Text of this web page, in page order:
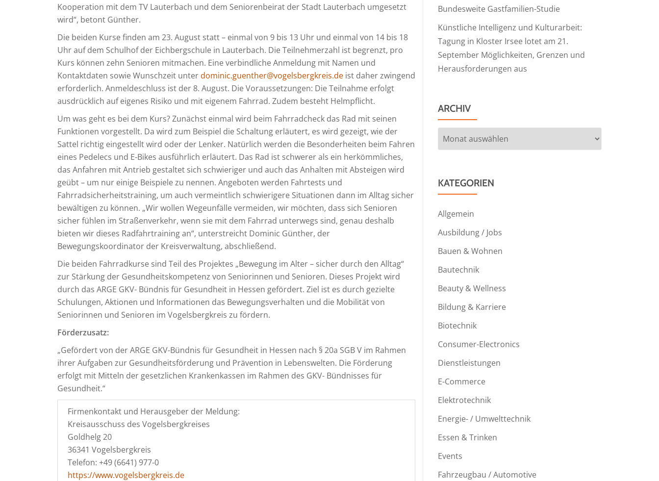
Kooperation mit dem TV Lauterbach und dem Seniorenbeirat der Stadt Lauterbach umgesetzt
wird“, betont Günther.
Die beiden Kurse finden am 23. August statt – einmal von 9 bis 13 Uhr und einmal von 14 bis 18
Uhr auf dem Schulhof der Eichbergschule in Lauterbach. Die Teilnehmerzahl ist begrenzt, pro
Kurs können zehn Senioren mitmachen. Eine verbindliche Anmeldung mit Namen und
Kontaktdaten sowie Wunschzeit unterdominic.guenther@vogelsbergkreis.de ist daher zwingend
erforderlich. Anmeldeschluss ist der 8. August. Die Voraussetzungen: Die Teilnahme erfolgt
ausdrücklich auf eigenes Risiko und mit eigenem Fahrrad. Zudem besteht Helmpflicht.
Um was geht es bei dem Kurs? Zunächst einmal wird beim Fahrradcheck das Rad mit seinen
Funktionen vorgestellt. Da wird zum Beispiel die Schaltung erläutert, es wird gezeigt, wie der
Sattel richtig eingestellt wird oder der Lenker. Natürlich werden die Besonderheiten beim Fahren
eines Pedelecs und E-Bikes ausführlich erläutert. Das Rad ist schwerer als ein herkömmliches,
das Anfahren mit Antrieb gestaltet sich schwieriger und auch das Anhalten mit Absteigen wird
geübt – um nur einige Beispiele zu nennen. Angeboten werden Fahrtests und
Fahrradsicherheitstraining, um auch vermeintlich schwierigere Situationen dann im Alltag sicher
bewältigen zu können. „Wir wollen Wegeunfälle vermeiden, wir möchten, dass sich Senioren
sicher fühlen im Straßenverkehr, wenn sie mit dem Fahrrad unterwegs sind, genau deshalb
bieten wir dieses Radfahrtraining an“, unterstreicht Dominic Günther, der
Bewegungskoordinator der Kreisverwaltung, abschließend.
Die beiden Fahrradkurse sind Teil des Projektes „Bewegung im Alter – sicher durch den Alltag“
zur Stärkung der Gesundheitskompetenz von Seniorinnen und Senioren. Dieses Projekt wird
durch das ARGE GKV- Bündnis für Gesundheit in Hessen gefördert. Ziel ist es durch gezielte
Schulungen, Aktionen und Informationen das Bewegungsverhalten und die Mobilität von
Seniorinnen und Senioren im Vogelsbergkreis zu fördern.
Förderzusatz:
„Gefördert von der ARGE GKV-Bündnis für Gesundheit in Hessen nach § 20a SGB V im Rahmen
ihrer Aufgaben zur Gesundheitsförderung und Prävention in Lebenswelten. Die Förderung
erfolgt mit Mitteln der gesetzlichen Krankenkassen im Rahmen des GKV- Bündnisses für
Gesundheit.“
Firmenkontakt und Herausgeber der Meldung:
Kreisausschuss des Vogelsbergkreises
Goldhelg 20
36341 Vogelsbergkreis
Telefon: +49 (6641) 977-0
https://www.vogelsbergkreis.de
Bundesweite Gastfamilien-Studie
Künstliche Intelligenz und Kulturarbeit:
Tagung in Kloster Irsee lotet am 21.
September Möglichkeiten, Grenzen und
Herausforderungen aus
ARCHIV
Archiv
KATEGORIEN
Allgemein
Ausbildung / Jobs
Bauen & Wohnen
Bautechnik
Beauty & Wellness
Bildung & Karriere
Biotechnik
Consumer-Electronics
Dienstleistungen
E-Commerce
Elektrotechnik
Energie- / Umwelttechnik
Essen & Trinken
Events
Fahrzeugbau / Automotive